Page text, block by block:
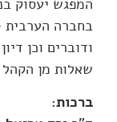
בחברה הערבית
ודוברים וכן
שאלות מן הקהל
ברכות: